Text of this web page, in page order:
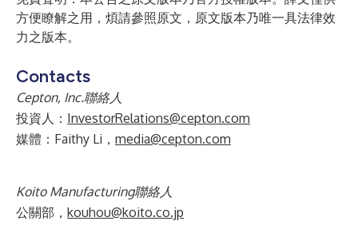
方便瞭解之用，煩請參照原文，原文版本乃唯一具法律效
力之版本。
Contacts
Cepton, Inc.聯絡人
投資人： InvestorRelations@cepton.com
媒體：Faithy Li， media@cepton.com
Koito Manufacturing聯絡人
公關部， kouhou@koito.co.jp